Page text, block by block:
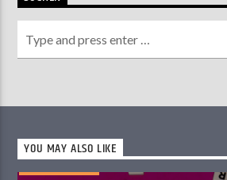
YOU MAY ALSO LIKE